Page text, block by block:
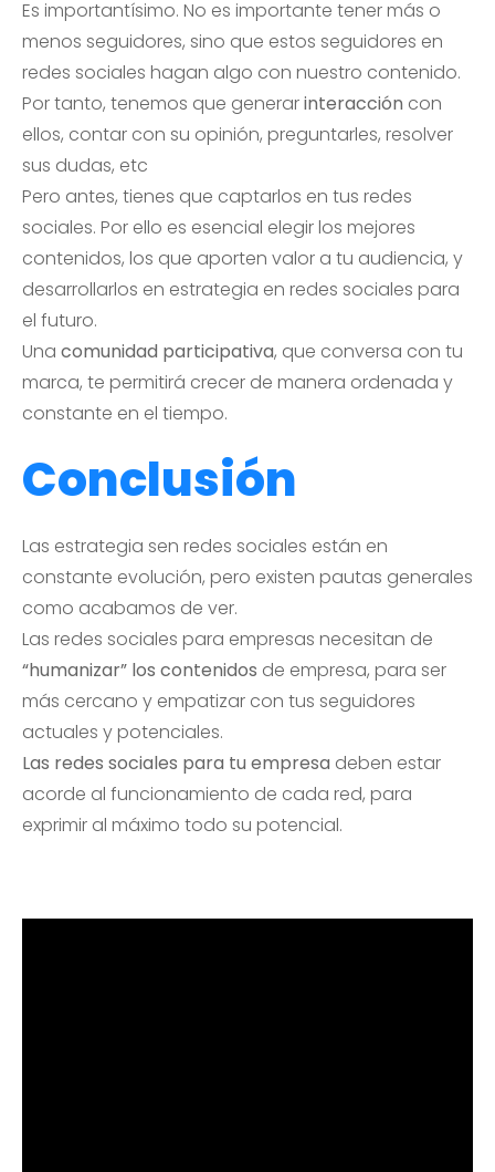
Es importantísimo. No es importante tener más o
menos seguidores, sino que estos seguidores en
redes sociales hagan algo con nuestro contenido.
Por tanto, tenemos que generarinteracción con
ellos, contar con su opinión, preguntarles, resolver
sus dudas, etc
Pero antes, tienes que captarlos en tus redes
sociales. Por ello es esencial elegir los mejores
contenidos, los que aporten valor a tu audiencia, y
desarrollarlos en estrategia en redes sociales para
el futuro.
Una comunidad participativa, que conversa con tu
marca, te permitirá crecer de manera ordenada y
constante en el tiempo.
Conclusión
Las estrategia sen redes sociales están en
constante evolución, pero existen pautas generales
como acabamos de ver.
Las redes sociales para empresas necesitan de
“humanizar” los contenidos de empresa, para ser
más cercano y empatizar con tus seguidores
actuales y potenciales.
Las redes sociales para tu empresa deben estar
acorde al funcionamiento de cada red, para
exprimir al máximo todo su potencial.